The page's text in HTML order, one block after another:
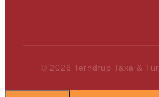
© 2026 Terndrup Taxa &